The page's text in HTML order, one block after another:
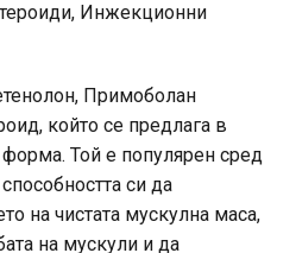
, Инжекционни
Примоболан
който се предлага в
Той е популярен сред
си да
на чистата мускулна маса,
на мускули и да